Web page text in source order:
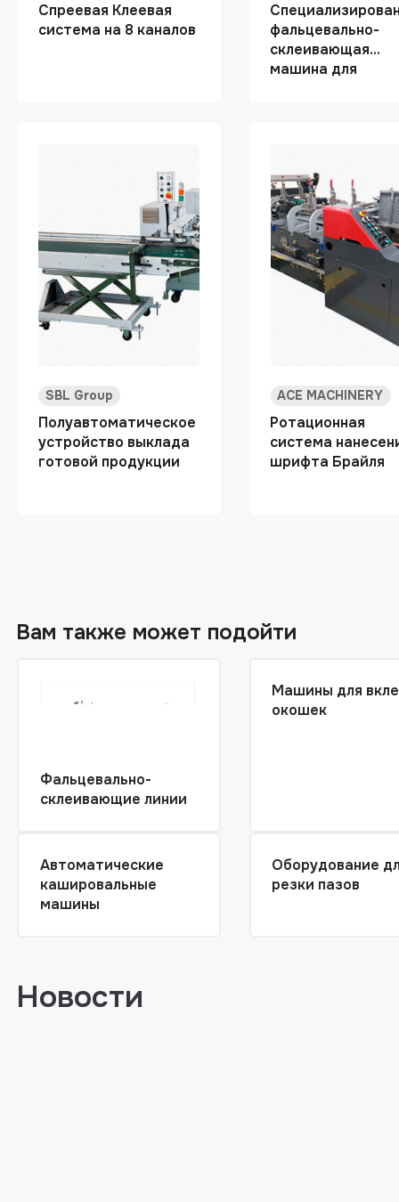
Спреевая Клеевая
система на 8 каналов
фальцевально-
склеивающая
машина для
SBL Group
Полуавтоматическое
устройство выклада
готовой продукции
ACE MACHINERY
Ротационная
система
шрифта Брайля
Вам также может подойти
Фальцевально-
склеивающие линии
Машины для
окошек
Автоматические
кашировальные
машины
Оборудование
резки пазов
Новости